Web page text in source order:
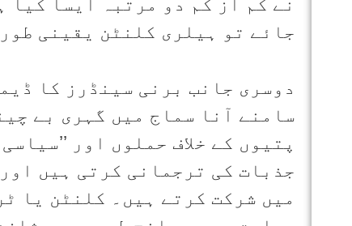
جائے تو ہیلری کلنٹن یقینی طور
دوسری جانب برنی سینڈرز کا
سامنے آنا سماج میں گہری بے
پتیوں کے خلاف حملوں اور
جذبات کی ترجمانی کرتی ہیں
میں شرکت کرتے ہیں۔ کلنٹن یا